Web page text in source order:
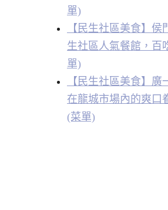
單)
【民生社區美食】侯
生社區人氣餐館，百
單)
【民生社區美食】廣
在龍城市場內的爽口
(菜單)